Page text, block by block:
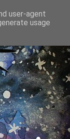
user-agent
usage